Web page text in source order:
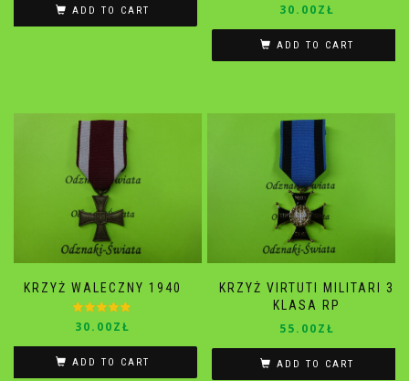
ADD TO CART 30.00ZŁ
ADD TO CART
KRZYŻ WALECZNY 1940
Rated5.00
out of 5
30.00ZŁ
ADD TO CART
KRZYŻ VIRTUTI MILITARI 3
KLASA RP
55.00ZŁ
ADD TO CART